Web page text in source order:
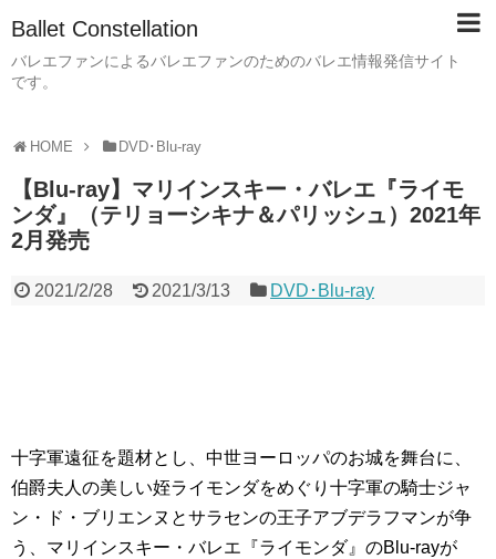
Ballet Constellation
バレエファンによるバレエファンのためのバレエ情報発信サイト
です。
HOME DVD･Blu-ray
【Blu-ray】マリインスキー・バレエ『ライモ
ンダ』（テリョーシキナ＆パリッシュ）2021年
2月発売
2021/2/28 2021/3/13 DVD･Blu-ray
十字軍遠征を題材とし、中世ヨーロッパのお城を舞台に、
伯爵夫人の美しい姪ライモンダをめぐり十字軍の騎士ジャ
ン・ド・ブリエンヌとサラセンの王子アブデラフマンが争
う、マリインスキー・バレエ『ライモンダ』のBlu-rayが